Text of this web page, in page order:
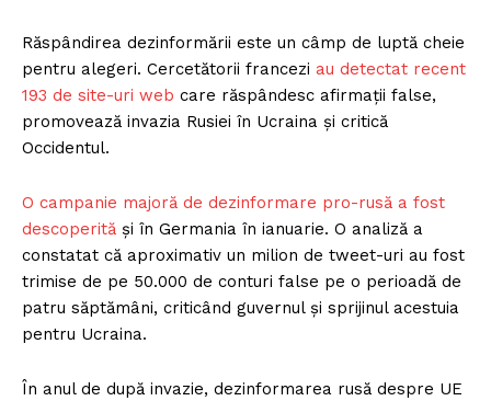
Răspândirea dezinformării este un câmp de luptă cheie
pentru alegeri. Cercetătorii francezi au detectat recent
193 de site-uri web care răspândesc afirmații false,
promovează invazia Rusiei în Ucraina și critică
Occidentul.
O campanie majoră de dezinformare pro-rusă a fost
descoperită și în Germania în ianuarie. O analiză a
constatat că aproximativ un milion de tweet-uri au fost
trimise de pe 50.000 de conturi false pe o perioadă de
patru săptămâni, criticând guvernul și sprijinul acestuia
pentru Ucraina.
În anul de după invazie, dezinformarea rusă despre UE